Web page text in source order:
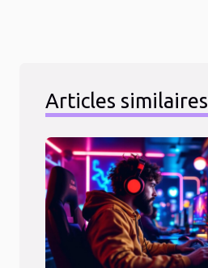
Articles similaires